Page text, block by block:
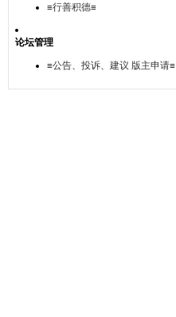
≡行善积德≡
论坛管理
≡公告、投诉、建议 版主申请≡